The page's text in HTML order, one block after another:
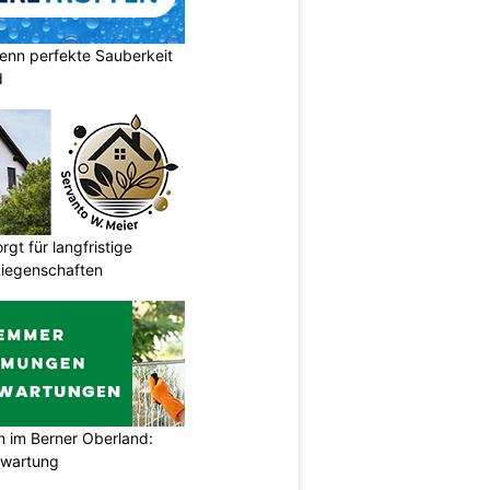
perfekte Sauberkeit
für langfristige
im Berner Oberland: